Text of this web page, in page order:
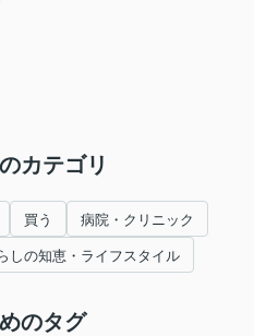
カテゴリ
買う 病院・クリニック
しの知恵・ライフスタイル
のタグ